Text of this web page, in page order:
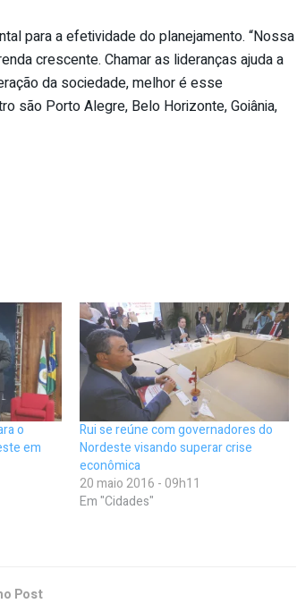
para a efetividade do planejamento. “Nossa
crescente. Chamar as lideranças ajuda a
da sociedade, melhor é esse
são Porto Alegre, Belo Horizonte, Goiânia,
o
em
Rui se reúne com governadores do
Nordeste visando superar crise
econômica
20 maio 2016 - 09h11
Em "Cidades"
Post